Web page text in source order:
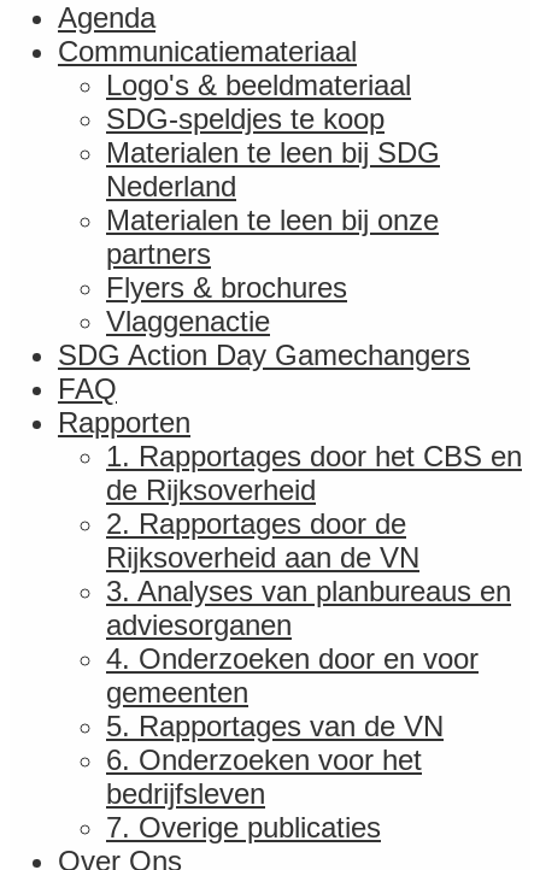
Agenda
Communicatie­materiaal
Logo's & beeldmateriaal
SDG-speldjes te koop
Materialen te leen bij SDG
Nederland
Materialen te leen bij onze
partners
Flyers & brochures
Vlaggenactie
SDG Action Day Gamechangers
FAQ
Rapporten
1. Rapportages door het CBS en
de Rijksoverheid
2. Rapportages door de
Rijksoverheid aan de VN
3. Analyses van planbureaus en
adviesorganen
4. Onderzoeken door en voor
gemeenten
5. Rapportages van de VN
6. Onderzoeken voor het
bedrijfsleven
7. Overige publicaties
Over Ons